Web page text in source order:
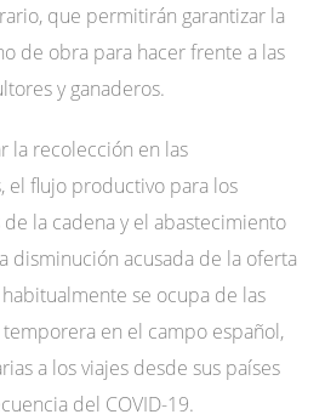
que permitirán garantizar la
de obra para hacer frente a las
y ganaderos.
la recolección en las
el flujo productivo para los
la cadena y el abastecimiento
disminución acusada de la oferta
se ocupa de las
en el campo español,
a los viajes desde sus países
del COVID-19.